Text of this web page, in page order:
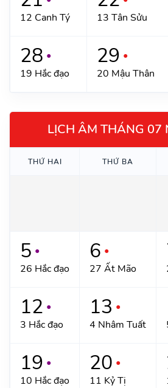
12 Canh Tý 13 Tân Sửu
28 ●
19 Hắc đạo
29 ●
20 Mậu Thân
LỊCH ÂM THÁNG 07
THỨ HAI THỨ BA
5 ●
26 Hắc đạo
6 ●
27 Ất Mão
12 ●
3 Hắc đạo
13 ●
4 Nhâm Tuất
19 ●
10 Hắc đạo
20 ●
11 Kỷ Tị